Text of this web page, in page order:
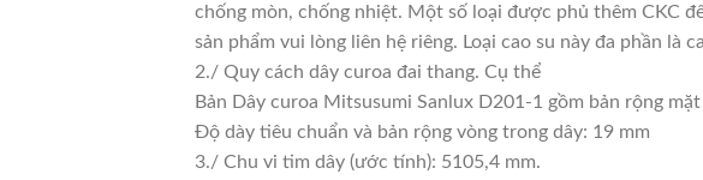
chống mòn, chống nhiệt. Một số loại được phủ thêm CKC
sản phẩm vui lòng liên hệ riêng. Loại cao su này đa phần là
2./ Quy cách dây curoa đai thang. Cụ thể
Bản Dây curoa Mitsusumi Sanlux D201-1 gồm bản rộng
Độ dày tiêu chuẩn và bản rộng vòng trong dây: 19 mm
3./ Chu vi tim dây (ước tính): 5105,4 mm.